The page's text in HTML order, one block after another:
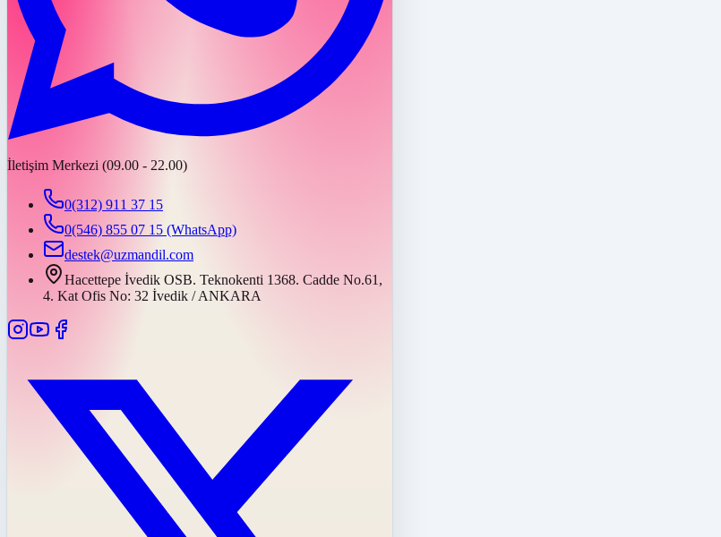
İletişim Merkezi (09.00 - 22.00)
0(312) 911 37 15
0(546) 855 07 15 (WhatsApp)
destek@uzmandil.com
Hacettepe İvedik OSB. Teknokenti 1368. Cadde No.61,
4. Kat Ofis No: 32 İvedik / ANKARA